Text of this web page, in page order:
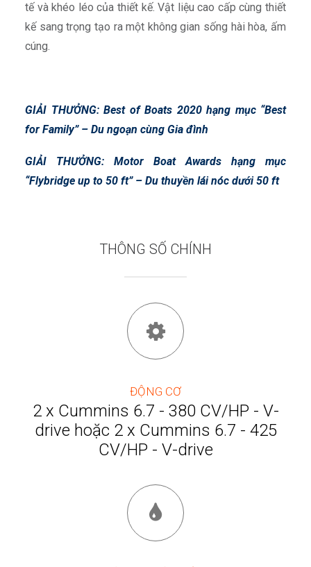
tế và khéo léo của thiết kế. Vật liệu cao cấp cùng thiết
kế sang trọng tạo ra một không gian sống hài hòa, ấm
cúng.
GIẢI THƯỞNG: Best of Boats 2020 hạng mục “Best
for Family” – Du ngoạn cùng Gia đình
GIẢI THƯỞNG: Motor Boat Awards hạng mục
“Flybridge up to 50 ft” – Du thuyền lái nóc dưới 50 ft
THÔNG SỐ CHÍNH
ĐỘNG CƠ
2 x Cummins 6.7 - 380 CV/HP - V-
drive hoặc 2 x Cummins 6.7 - 425
CV/HP - V-drive